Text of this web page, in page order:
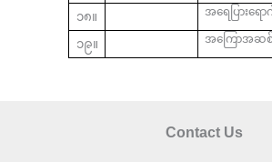
၁၈။ အရေပြားရော
၁၉။ အကြောအဆစ်
Contact Us